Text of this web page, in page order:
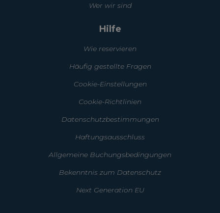
Wer wir sind
Hilfe
Wie reservieren
Häufig gestellte Fragen
Cookie-Einstellungen
Cookie-Richtlinien
Datenschutzbestimmungen
Haftungsausschluss
Allgemeine Buchungsbedingungen
Bekenntnis zum Datenschutz
Next Generation EU